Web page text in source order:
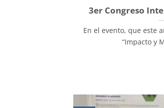
3er Congreso
En el evento, que este
“Impacto y